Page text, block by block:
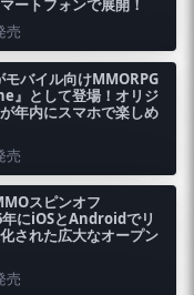
ートフォンで展開！
売
バイル向けMMORPG
』として登場！オリジ
年内にスマホで楽しめ
売
スピンオフ
にiOSとAndroidでリ
された広大なオープン
売